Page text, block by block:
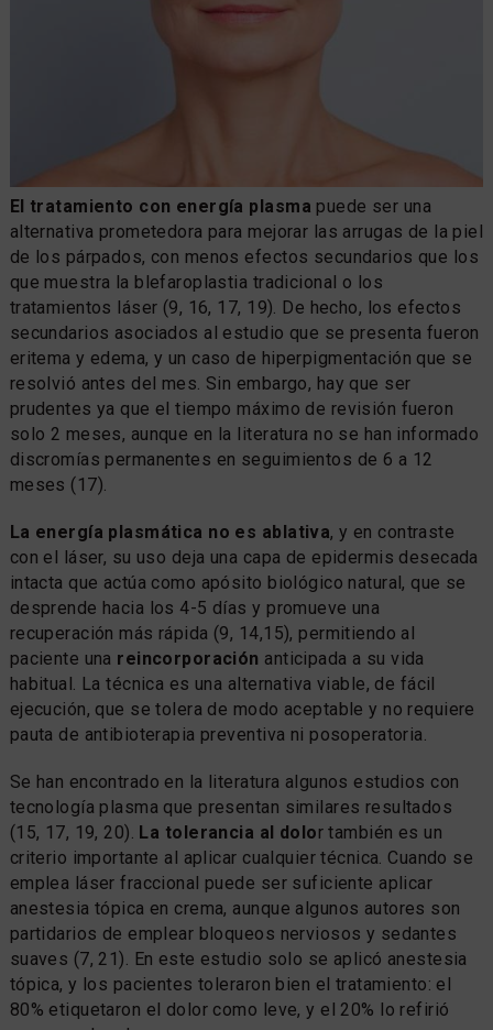
El tratamiento con energía plasma puede ser una
alternativa prometedora para mejorar las arrugas de la piel
de los párpados, con menos efectos secundarios que los
que muestra la blefaroplastia tradicional o los
tratamientos láser (9, 16, 17, 19). De hecho, los efectos
secundarios asociados al estudio que se presenta fueron
eritema y edema, y un caso de hiperpigmentación que se
resolvió antes del mes. Sin embargo, hay que ser
prudentes ya que el tiempo máximo de revisión fueron
solo 2 meses, aunque en la literatura no se han informado
discromías permanentes en seguimientos de 6 a 12
meses (17).
La energía plasmática no es ablativa, y en contraste
con el láser, su uso deja una capa de epidermis desecada
intacta que actúa como apósito biológico natural, que se
desprende hacia los 4-5 días y promueve una
recuperación más rápida (9, 14,15), permitiendo al
paciente una reincorporación anticipada a su vida
habitual. La técnica es una alternativa viable, de fácil
ejecución, que se tolera de modo aceptable y no requiere
pauta de antibioterapia preventiva ni posoperatoria.
Se han encontrado en la literatura algunos estudios con
tecnología plasma que presentan similares resultados
(15, 17, 19, 20). La tolerancia al dolor también es un
criterio importante al aplicar cualquier técnica. Cuando se
emplea láser fraccional puede ser suficiente aplicar
anestesia tópica en crema, aunque algunos autores son
partidarios de emplear bloqueos nerviosos y sedantes
suaves (7, 21). En este estudio solo se aplicó anestesia
tópica, y los pacientes toleraron bien el tratamiento: el
80% etiquetaron el dolor como leve, y el 20% lo refirió